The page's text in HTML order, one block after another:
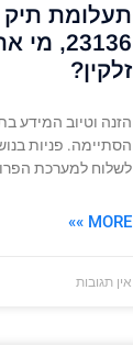
תעלומת
23136,
זלקין?
הזנה וטיוב המידע
הסתיימה. פניות
לשלוח למערכת
MORE »»
אין תגובות